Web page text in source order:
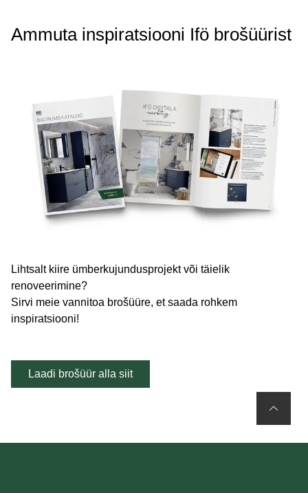
Ammuta inspiratsiooni Ifö brošüürist
Lihtsalt kiire ümberkujundusprojekt või täielik
renoveerimine?
Sirvi meie vannitoa brošüüre, et saada rohkem
inspiratsiooni!
Laadi brošüür alla siit